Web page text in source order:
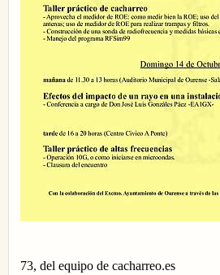
73, del equipo de cacharreo.es